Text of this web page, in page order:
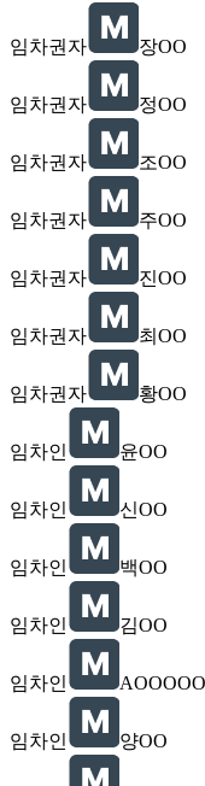
임차권자 장OO
임차권자 정OO
임차권자 조OO
임차권자 주OO
임차권자 진OO
임차권자 최OO
임차권자 황OO
임차인 윤OO
임차인 신OO
임차인 백OO
임차인 김OO
임차인
임차인 양OO